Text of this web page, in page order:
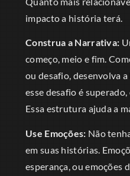
impacto a história terá.
Construa a Narrativa:
começo, meio e fim.
ou desafio, desenvolva
esse desafio é
Essa estrutura ajuda a
Use Emoções: Não
em suas histórias.
esperança, ou emoções